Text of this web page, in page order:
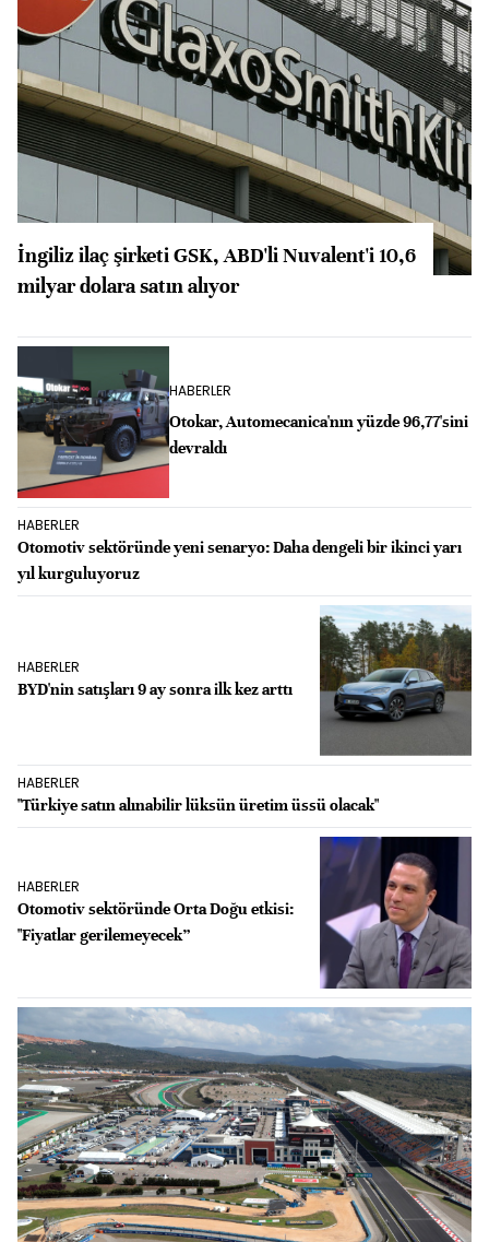
İngiliz ilaç şirketi GSK, ABD'li Nuvalent'i 10,6
milyar dolara satın alıyor
HABERLER
Otokar, Automecanica'nın yüzde 96,77'sini
devraldı
HABERLER
Otomotiv sektöründe yeni senaryo: Daha dengeli bir ikinci yarı
yıl kurguluyoruz
HABERLER
BYD'nin satışları 9 ay sonra ilk kez arttı
HABERLER
"Türkiye satın alınabilir lüksün üretim üssü olacak"
HABERLER
Otomotiv sektöründe Orta Doğu etkisi:
"Fiyatlar gerilemeyecek”